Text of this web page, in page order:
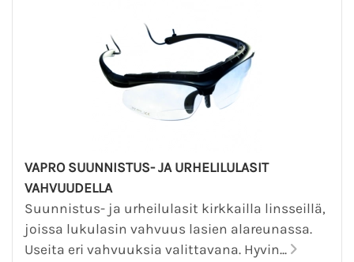
VAPRO SUUNNISTUS- JA URHELILULASIT
VAHVUUDELLA
Suunnistus- ja urheilulasit kirkkailla linsseillä,
joissa lukulasin vahvuus lasien alareunassa.
Useita eri vahvuuksia valittavana. Hyvin...